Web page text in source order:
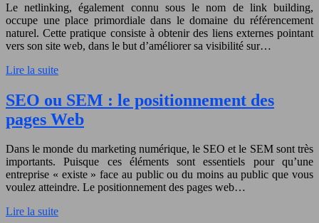
Le netlinking, également connu sous le nom de link building,
occupe une place primordiale dans le domaine du référencement
naturel. Cette pratique consiste à obtenir des liens externes pointant
vers son site web, dans le but d’améliorer sa visibilité sur…
Lire la suite
SEO ou SEM : le positionnement des
pages Web
Dans le monde du marketing numérique, le SEO et le SEM sont très
importants. Puisque ces éléments sont essentiels pour qu’une
entreprise « existe » face au public ou du moins au public que vous
voulez atteindre. Le positionnement des pages web…
Lire la suite